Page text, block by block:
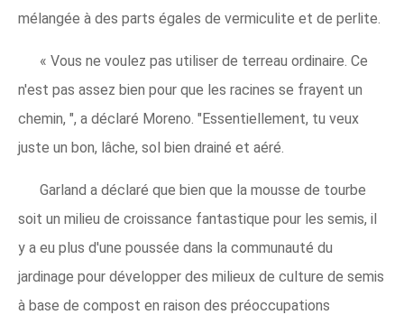
mélangée à des parts égales de vermiculite et de perlite.
« Vous ne voulez pas utiliser de terreau ordinaire. Ce
n'est pas assez bien pour que les racines se frayent un
chemin, ", a déclaré Moreno. "Essentiellement, tu veux
juste un bon, lâche, sol bien drainé et aéré.
Garland a déclaré que bien que la mousse de tourbe
soit un milieu de croissance fantastique pour les semis, il
y a eu plus d'une poussée dans la communauté du
jardinage pour développer des milieux de culture de semis
à base de compost en raison des préoccupations